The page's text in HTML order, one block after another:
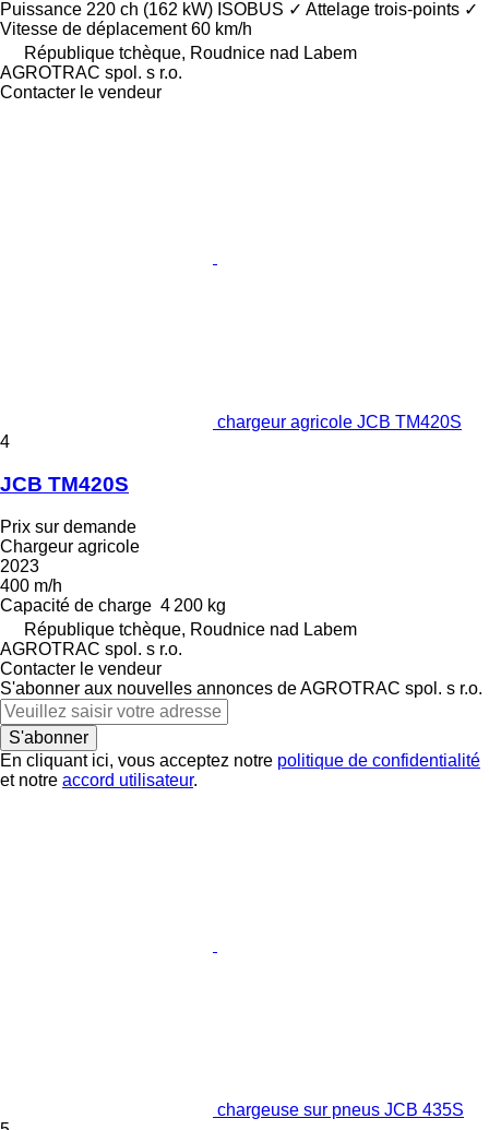
Puissance 220 ch (162 kW) ISOBUS ✓ Attelage trois-points ✓
Vitesse de déplacement 60 km/h
République tchèque, Roudnice nad Labem
AGROTRAC spol. s r.o.
Contacter le vendeur
chargeur agricole JCB TM420S
4
JCB TM420S
Prix sur demande
Chargeur agricole
2023
400 m/h
Capacité de charge 4 200 kg
République tchèque, Roudnice nad Labem
AGROTRAC spol. s r.o.
Contacter le vendeur
S'abonner aux nouvelles annonces de AGROTRAC spol. s r.o.
S'abonner
En cliquant ici, vous acceptez notre politique de confidentialité
et notre accord utilisateur.
chargeuse sur pneus JCB 435S